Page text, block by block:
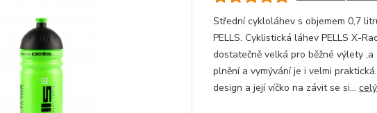
Střední cykloláhev s objemem 0,7
PELLS. Cyklistická láhev PELLS X-
dostatečně velká pro běžné výlety
plnění a vymývání je i velmi
design a její víčko na závit se si...